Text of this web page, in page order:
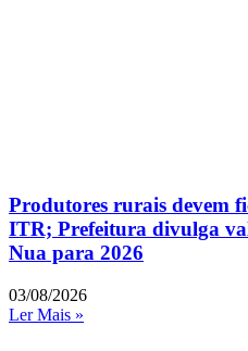
Produtores rurais devem
ITR; Prefeitura divulga
Nua para 2026
03/08/2026
Ler Mais »